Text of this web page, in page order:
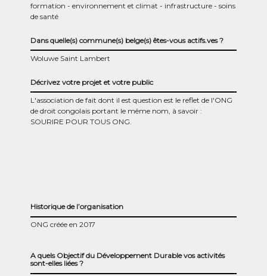
formation
environnement et climat infrastructure
soins
de santé
Dans quelle(s) commune(s) belge(s) êtes-vous actifs.ves ?
Woluwe Saint Lambert
Décrivez votre projet et votre public
L'association de fait dont il est question est le reflet de l'ONG
de droit congolais portant le même nom, à savoir :
SOURIRE POUR TOUS ONG.
Historique de l’organisation
ONG créée en 2017
A quels Objectif du Développement Durable vos activités
sont-elles liées ?